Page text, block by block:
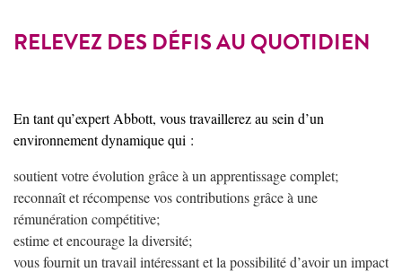
RELEVEZ DES DÉFIS AU QUOTIDIEN
En tant qu’expert Abbott, vous travaillerez au sein d’un
environnement dynamique qui :
soutient votre évolution grâce à un apprentissage complet;
reconnaît et récompense vos contributions grâce à une
rémunération compétitive;
estime et encourage la diversité;
vous fournit un travail intéressant et la possibilité d’avoir un impact